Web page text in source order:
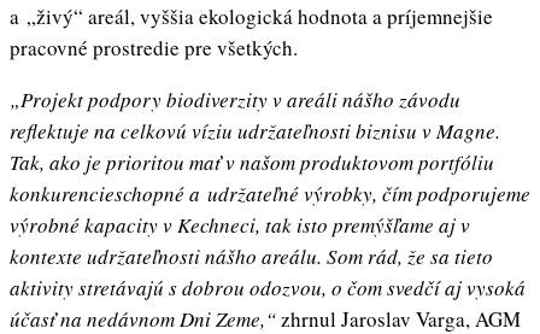
a „živý“ areál, vyššia ekologická hodnota a príjemnejšie
pracovné prostredie pre všetkých.
„Projekt podpory biodiverzity v areáli nášho závodu
reflektuje na celkovú víziu udržateľnosti biznisu v Magne.
Tak, ako je prioritou mať v našom produktovom portfóliu
konkurencieschopné a udržateľné výrobky, čím podporujeme
výrobné kapacity v Kechneci, tak isto premýšľame aj v
kontexte udržateľnosti nášho areálu. Som rád, že sa tieto
aktivity stretávajú s dobrou odozvou, o čom svedčí aj vysoká
účasť na nedávnom Dni Zeme,“zhrnul Jaroslav Varga, AGM